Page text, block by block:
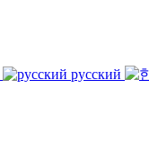
русский